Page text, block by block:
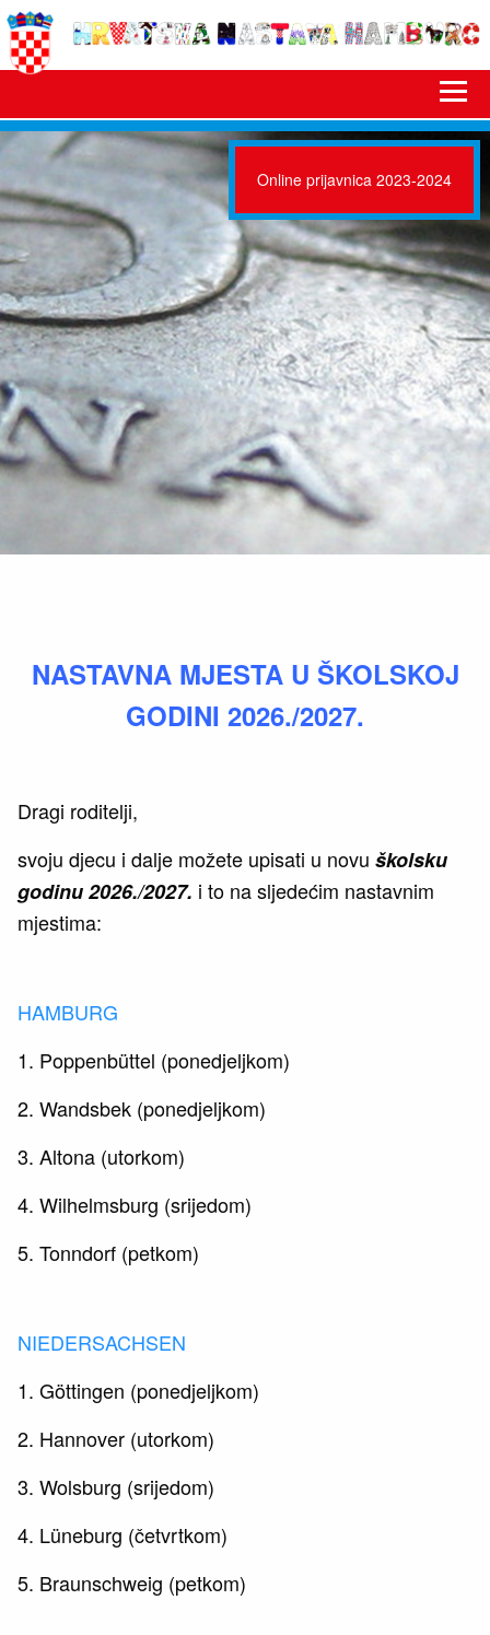
Online prijavnica 2023-2024
NASTAVNA MJESTA U ŠKOLSKOJ
GODINI 2026./2027.
Dragi roditelji,
svoju djecu i dalje možete upisati u novu školsku
godinu 2026./2027. i to na sljedećim nastavnim
mjestima:
HAMBURG
1. Poppenbüttel (ponedjeljkom)
2. Wandsbek (ponedjeljkom)
3. Altona (utorkom)
4. Wilhelmsburg (srijedom)
5. Tonndorf (petkom)
NIEDERSACHSEN
1. Göttingen (ponedjeljkom)
2. Hannover (utorkom)
3. Wolsburg (srijedom)
4. Lüneburg (četvrtkom)
5. Braunschweig (petkom)